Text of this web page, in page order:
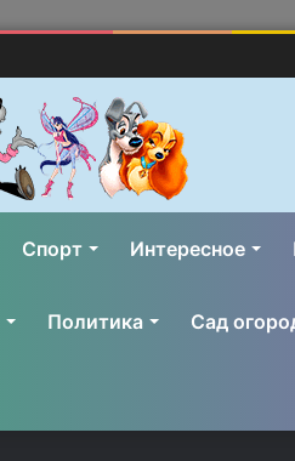
Спорт Интересное
Политика Сад